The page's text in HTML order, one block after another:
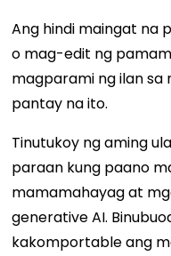
Ang hindi maingat na
o mag-edit ng
magparami ng ilan
pantay na ito.
Tinutukoy ng aming
paraan kung paano
mamamahayag at
generative AI.
kakomportable ang